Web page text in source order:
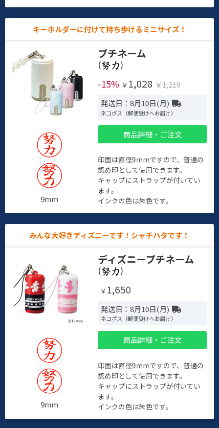
キーホルダーに付けて持ち歩けるミニサイズ！
9mm
プチネーム
(
)
-15% ￥ 1,028 ￥1,210
発送日：8月10日(月)
ネコポス（郵便受けへお届け）
商品詳細・ご注文
印面は直径9mmですので、普通の
認め印として使用できます。
キャップにストラップが付いてい
ます。
インクの色は朱色です。
みんな大好きディズニーです！シャチハタです！
9mm
ディズニープチネーム
( )
￥ 1,650
発送日：8月10日(月)
ネコポス（郵便受けへお届け）
商品詳細・ご注文
印面は直径9mmですので、普通の
認め印として使用できます。
キャップにストラップが付いてい
ます。
インクの色は朱色です。